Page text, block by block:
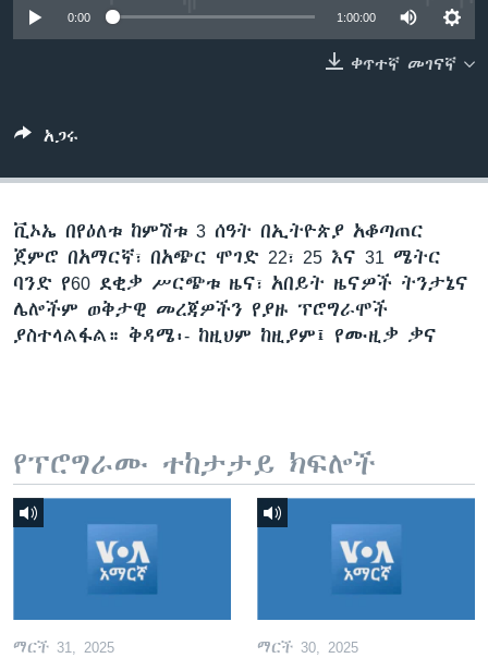
0:00 1:00:00
ቀጥተኛ መገናኛ
አጋሩ
ቪኦኤ በየዕለቱ ከምሽቱ 3 ሰዓት በኢትዮጵያ አቆጣጠር
ጀምሮ በአማርኛ፣ በአጭር ሞገድ 22፣ 25 እና 31 ሜትር
ባንድ የ60 ደቂቃ ሥርጭቱ ዜና፣ አበይት ዜናዎች ትንታኔና
ሌሎችም ወቅታዊ መረጃዎችን የያዙ ፕሮግራሞች
ያስተላልፋል። ቅዳሜ፡- ከዚህም ከዚያም፤ የሙዚቃ ቃና
የፕሮግራሙ ተከታታይ ክፍሎች
ማርች 31, 2025 ማርች 30, 2025